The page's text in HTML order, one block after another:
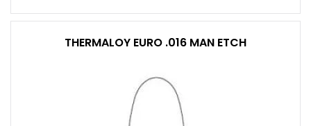
THERMALOY EURO .016 MAN ETCH